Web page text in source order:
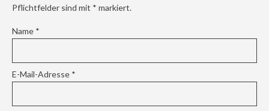
Pflichtfelder sind mit * markiert.
Name *
E-Mail-Adresse *